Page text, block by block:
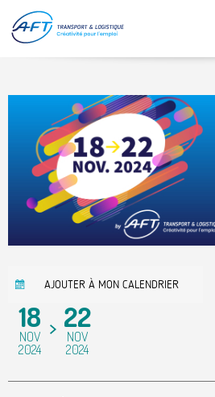
contenu
principal
AJOUTER À MON CALENDRIER
18
NOV
2024
22
NOV
2024